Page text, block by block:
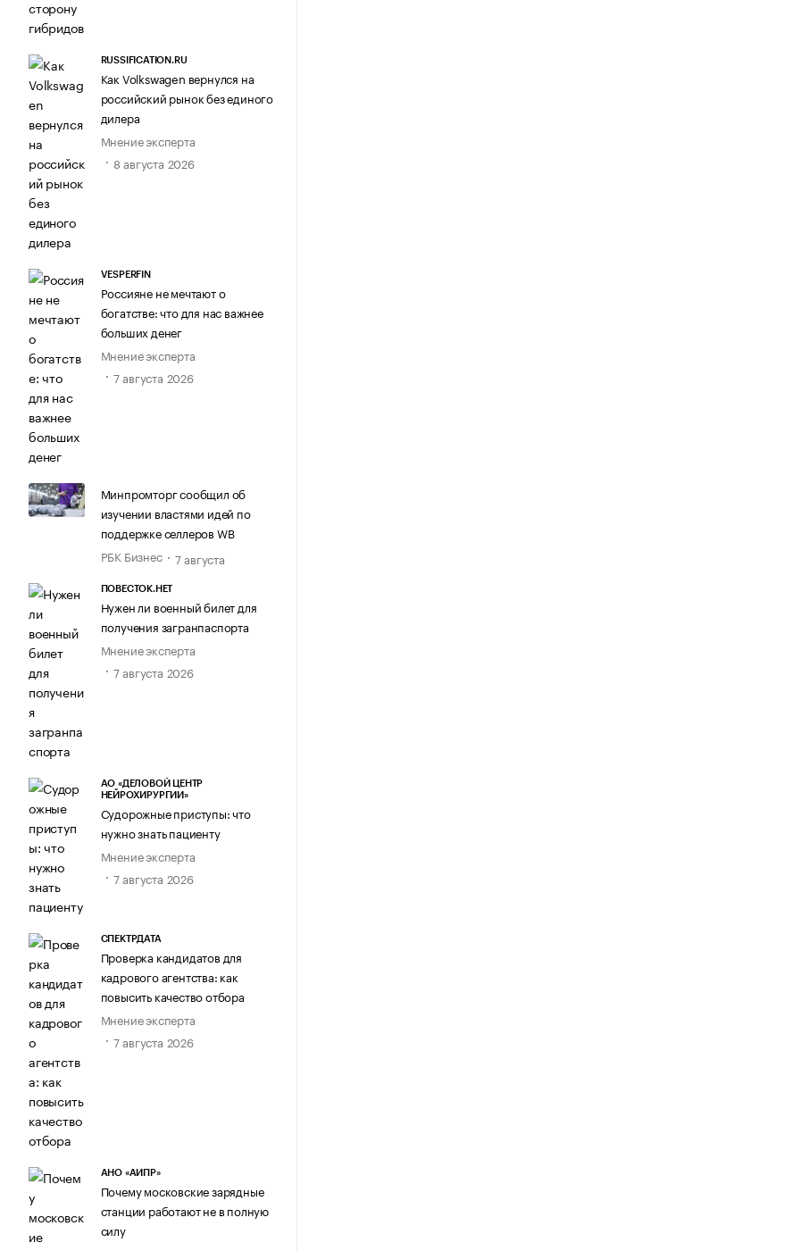
RUSSIFICATION.RU
Как Volkswagen вернулся на
российский рынок без единого
дилера
Мнение эксперта
8 августа 2026
VESPERFIN
Россияне не мечтают о
богатстве: что для нас важнее
больших денег
Мнение эксперта
7 августа 2026
Минпромторг сообщил об
изучении властями идей по
поддержке селлеров WB
РБК Бизнес
7 августа
ПОВЕСТОК.НЕТ
Нужен ли военный билет для
получения загранпаспорта
Мнение эксперта
7 августа 2026
АО «ДЕЛОВОЙ ЦЕНТР
НЕЙРОХИРУРГИИ»
Судорожные приступы: что
нужно знать пациенту
Мнение эксперта
7 августа 2026
СПЕКТРДАТА
Проверка кандидатов для
кадрового агентства: как
повысить качество отбора
Мнение эксперта
7 августа 2026
АНО «АИПР»
Почему московские зарядные
станции работают не в полную
силу